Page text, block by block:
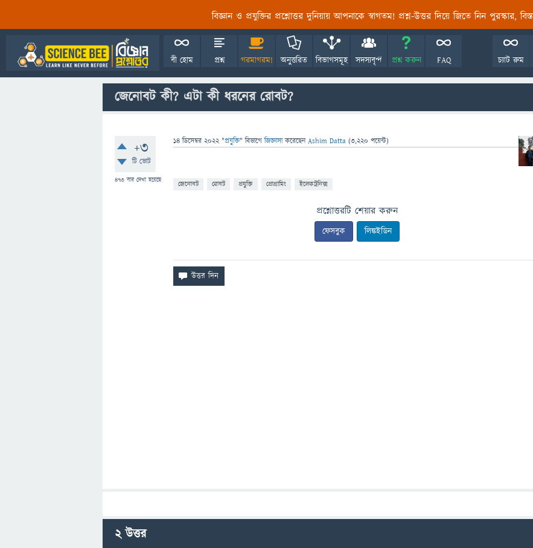
বিজ্ঞান ও প্রযুক্তির প্রশ্নোত্তর দুনিয়ায় আপনাকে স্বাগতম! প্রশ্ন-উত্তর দিয়ে জিতে নিন পুরস্কার,
বী হোম প্রশ্ন গরমাগরম! অনুত্তরিত বিভাগসমূহ সদস্যবৃন্দ প্রশ্ন করুন FAQ চ্যাট রুম
জেনোবট কী? এটা কী ধরনের রোবট?
+3
টি ভোট
473 বার দেখা হয়েছে
14 ডিসেম্বর 2022 "প্রযুক্তি" বিভাগে জিজ্ঞাসাকরেছেনAshim Datta (3,220 পয়েন্ট)
জেনোবট রোবট প্রযুক্তি প্রোগ্রামিং ইলেকট্রনিক্স
প্রশ্নোত্তরটি শেয়ার করুন
ফেসবুক লিঙ্কইডিন
2উত্তর